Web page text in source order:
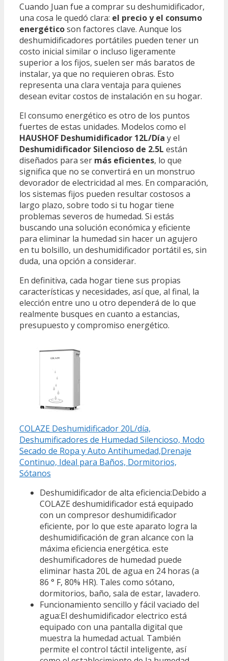
Cuando Juan fue a comprar su deshumidificador,
una cosa le quedó clara: el precio y el consumo
energéticoson factores clave. Aunque los
deshumidificadores portátiles pueden tener un
costo inicial similar o incluso ligeramente
superior a los fijos, suelen ser más baratos de
instalar, ya que no requieren obras. Esto
representa una clara ventaja para quienes
desean evitar costos de instalación en su hogar.
El consumo energético es otro de los puntos
fuertes de estas unidades. Modelos como el
HAUSHOF Deshumidificador 12L/Día y el
Deshumidificador Silencioso de 2.5L están
diseñados para ser más eficientes, lo que
significa que no se convertirá en un monstruo
devorador de electricidad al mes. En comparación,
los sistemas fijos pueden resultar costosos a
largo plazo, sobre todo si tu hogar tiene
problemas severos de humedad. Si estás
buscando una solución económica y eficiente
para eliminar la humedad sin hacer un agujero
en tu bolsillo, un deshumidificador portátil es, sin
duda, una opción a considerar.
En definitiva, cada hogar tiene sus propias
características y necesidades, así que, al final, la
elección entre uno u otro dependerá de lo que
realmente busques en cuanto a estancias,
presupuesto y compromiso energético.
COLAZE Deshumidificador 20L/día,
Deshumificadores de Humedad Silencioso, Modo
Secado de Ropa y Auto Antihumedad,Drenaje
Continuo, Ideal para Baños, Dormitorios,
Sótanos
Deshumidificador de alta eficiencia:Debido a
COLAZE deshumidificador está equipado
con un compresor deshumidificador
eficiente, por lo que este aparato logra la
deshumidificación de gran alcance con la
máxima eficiencia energética. este
deshumificadores de humedad puede
eliminar hasta 20L de agua en 24 horas (a
86 ° F, 80% HR). Tales como sótano,
dormitorios, baño, sala de estar, lavadero.
Funcionamiento sencillo y fácil vaciado del
agua:El deshumidificador electrico está
equipado con una pantalla digital que
muestra la humedad actual. También
permite el control táctil inteligente, así